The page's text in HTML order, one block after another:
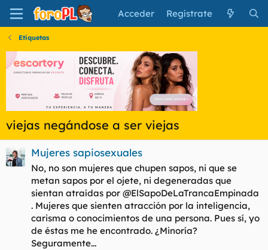
Acceder Regístrate
Etiquetas
viejas negándose a ser viejas
Mujeres sapiosexuales
No, no son mujeres que chupen sapos, ni que se
metan sapos por el ojete, ni degeneradas que
sientan atraídas por @ElSapoDeLaTrancaEmpinada
. Mujeres que sienten atracción por la inteligencia,
carisma o conocimientos de una persona. Pues sí, yo
de éstas me he encontrado. ¿Minoría?
Seguramente...